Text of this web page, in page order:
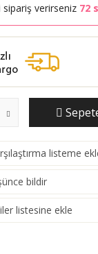
sipariş verirseniz 72
listeme
bildir
listesine ekle